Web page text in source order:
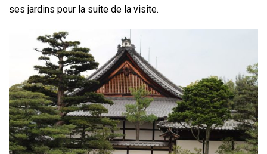
ses jardins pour la suite de la visite.